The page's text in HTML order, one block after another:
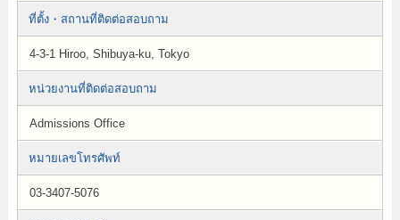
ที่ตั้ง・สถานที่ติดต่อสอบถาม
4-3-1 Hiroo, Shibuya-ku, Tokyo
หน่วยงานที่ติดต่อสอบถาม
Admissions Office
หมายเลขโทรศัพท์
03-3407-5076